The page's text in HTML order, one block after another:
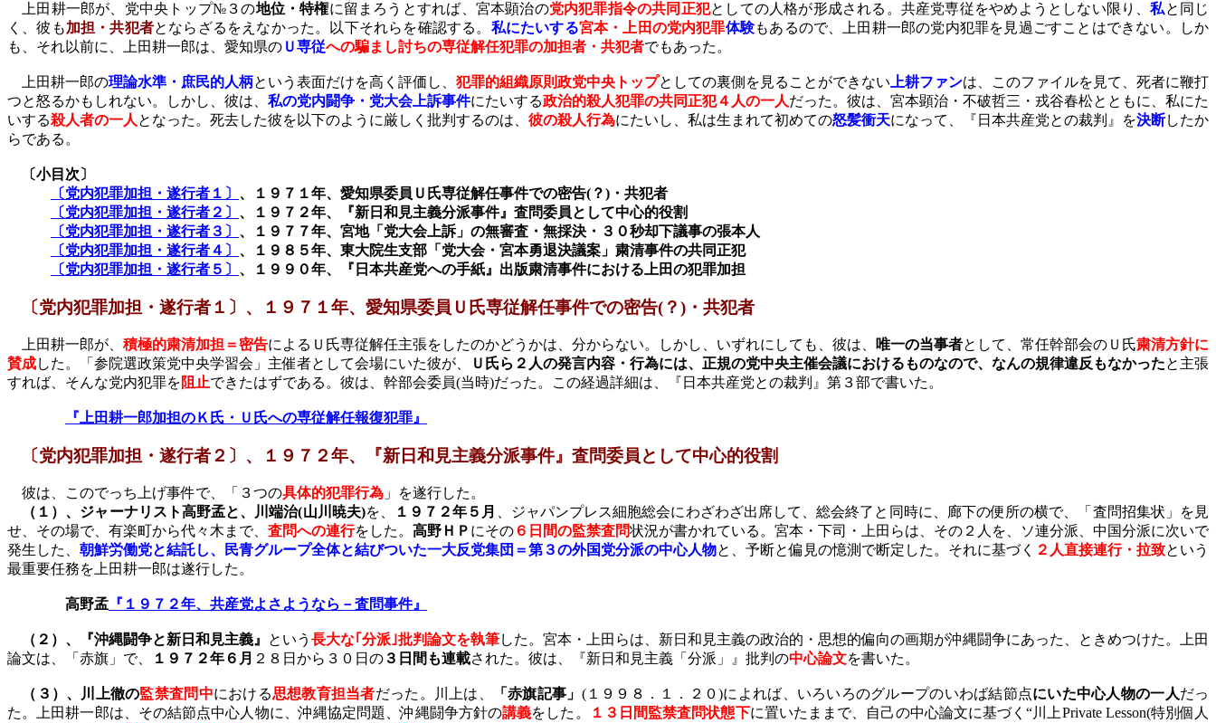
上田耕一郎が、党中央トップ№３の地位・特権に留まろうとすれば、宮本顕治の党内犯罪指令の共同正犯としての人格が形成される。共産党専従をやめようとしない限り、私と同じ
く、彼も加担・共犯者とならざるをえなかった。以下それらを確認する。 私にたいする宮本・上田の党内犯罪体験もあるので、上田耕一郎の党内犯罪を見過ごすことはできない。しか
も、それ以前に、上田耕一郎は、愛知県の Ｕ専従への騙まし討ちの専従解任犯罪の加担者・共犯者でもあった。
上田耕一郎の理論水準・庶民的人柄という表面だけを高く評価し、 犯罪的組織原則政党中央トップとしての裏側を見ることができない 上耕ファンは、このファイルを見て、死者に鞭打
つと怒るかもしれない。しかし、彼は、 私の党内闘争・党大会上訴事件にたいする政治的殺人犯罪の共同正犯４人の一人だった。彼は、宮本顕治・不破哲三・戎谷春松とともに、私にた
いする殺人者の一人 となった。死去した彼を以下のように厳しく批判するのは、 彼の殺人行為にたいし、私は生まれて初めての怒髪衝天になって、『日本共産党との裁判』を決断したか
らである。
〔小目次〕
〔党内犯罪加担・遂行者１〕 、１９７１年、愛知県委員Ｕ氏専従解任事件での密告( ？) ・共犯者
〔党内犯罪加担・遂行者２〕 、１９７２年、『新日和見主義分派事件』査問委員として中心的役割
〔党内犯罪加担・遂行者３〕 、１９７７年、宮地「党大会上訴」の無審査・無採決・３０秒却下議事の張本人
〔党内犯罪加担・遂行者４〕 、１９８５年、東大院生支部「党大会・宮本勇退決議案」粛清事件の共同正犯
〔党内犯罪加担・遂行者５〕 、１９９０年、『日本共産党への手紙』出版粛清事件における上田の犯罪加担
〔党内犯罪加担・遂行者１〕、１９７１年、愛知県委員Ｕ氏専従解任事件での密告( ？) ・共犯者
上田耕一郎が、 積極的粛清加担＝密告によるＵ氏専従解任主張をしたのかどうかは、分からない。しかし、いずれにしても、彼は、 唯一の当事者として、常任幹部会のＵ氏粛清方針に
賛成した。「参院選政策党中央学習会」主催者として会場にいた彼が、 Ｕ氏ら２人の発言内容・行為には、正規の党中央主催会議におけるものなので、なんの規律違反もなかったと主張
すれば、そんな党内犯罪を阻止できたはずである。彼は、幹部会委員(当時)だった。この経過詳細は、『日本共産党との裁判』第３部で書いた。
『上田耕一郎加担のＫ氏・Ｕ氏への専従解任報復犯罪』
〔党内犯罪加担・遂行者２〕、１９７２年、『新日和見主義分派事件』 査問委員として中心的役割
彼は、このでっち上げ事件で、「３つの具体的犯罪行為 」を遂行した。
（１）、ジャーナリスト高野孟と、川端治(山川暁夫)を、 １９７２年５月
、ジャパンプレス細胞総会にわざわざ出席して、総会終了と同時に、廊下の便所の横で、「査問招集状」を見
せ、その場で、有楽町から代々木まで、 査問への連行をした。 高野ＨＰ にその ６日間の監禁査問状況が書かれている。宮本・下司・上田らは、その２人を、ソ連分派、中国分派に次いで
発生した、 朝鮮労働党と結託し、民青グループ全体と結びついた一大反党集団＝第３の外国党分派の中心人物と、予断と偏見の憶測で断定した。それに基づく ２人直接連行・拉致という
最重要任務を上田耕一郎は遂行した。
高野孟 『１９７２年、共産党よさようなら－査問事件』
（２）、『沖縄闘争と新日和見主義』 という 長大な｢分派｣批判論文を執筆した。宮本・上田らは、新日和見主義の政治的・思想的偏向の画期が沖縄闘争にあった、ときめつけた。上田
論文は、「赤旗」で、
１９７２年６月 ２８日から３０日の ３日間も連載された。彼は、『新日和見主義「分派」』批判の中心論文を書いた。
（３）、川上徹の監禁査問中における思想教育担当者だった。川上は、 「赤旗記事」 (１９９８．１．２０)によれば、いろいろのグループのいわば結節点にいた中心人物の一人だっ
た。上田耕一郎は、その結節点中心人物に、沖縄協定問題、沖縄闘争方針の講義をした。 １３日間監禁査問状態下に置いたままで、自己の中心論文に基づく“川上Private Lesson(特別個人